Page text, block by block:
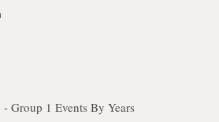
Group 1 Events By Years